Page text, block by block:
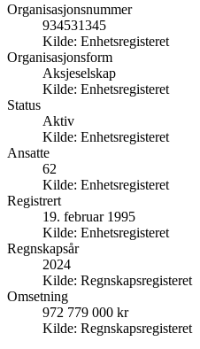
Organisasjonsnummer
934531345
Kilde: Enhetsregisteret
Organisasjonsform
Aksjeselskap
Kilde: Enhetsregisteret
Status
Aktiv
Kilde: Enhetsregisteret
Ansatte
62
Kilde: Enhetsregisteret
Registrert
19. februar 1995
Kilde: Enhetsregisteret
Regnskapsår
2024
Kilde: Regnskapsregisteret
Omsetning
972 779 000 kr
Kilde: Regnskapsregisteret